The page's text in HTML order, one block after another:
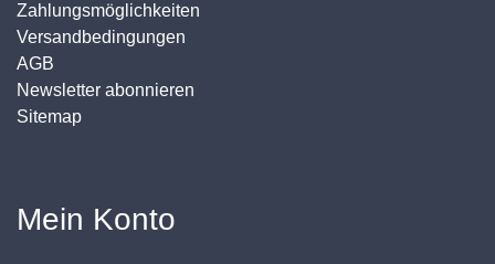
Zahlungsmöglichkeiten
Versandbedingungen
AGB
Newsletter abonnieren
Sitemap
Mein Konto